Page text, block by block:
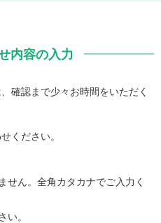
内容の入力
確認まで少々お時間をいただく
ください。
せん。全角カタカナでご入力く
い。